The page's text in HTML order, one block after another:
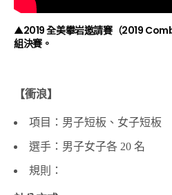
▲2019 全美攀岩邀請賽（2019
組決賽。
【衝浪】
項目：男子短板、女子短板
選手：男子女子各 20 名
規則：